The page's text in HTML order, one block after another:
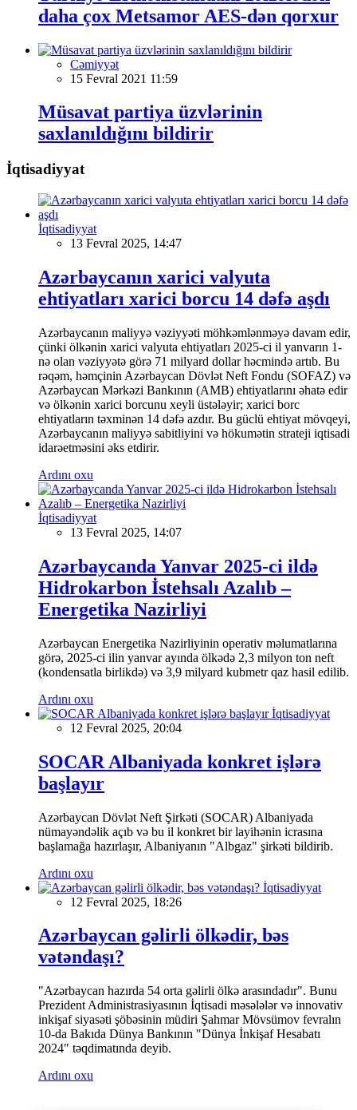
daha çox Metsamor AES-dən qorxur
Cəmiyyət
15 Fevral 2021 11:59
Müsavat partiya üzvlərinin
saxlanıldığını bildirir
İqtisadiyyat
İqtisadiyyat
13 Fevral 2025, 14:47
Azərbaycanın xarici valyuta
ehtiyatları xarici borcu 14 dəfə aşdı
Azərbaycanın maliyyə vəziyyəti möhkəmlənməyə davam edir,
çünki ölkənin xarici valyuta ehtiyatları 2025-ci il yanvarın 1-
nə olan vəziyyətə görə 71 milyard dollar həcmində artıb. Bu
rəqəm, həmçinin Azərbaycan Dövlət Neft Fondu (SOFAZ) və
Azərbaycan Mərkəzi Bankının (AMB) ehtiyatlarını əhatə edir
və ölkənin xarici borcunu xeyli üstələyir; xarici borc
ehtiyatların təxminən 14 dəfə azdır. Bu güclü ehtiyat mövqeyi,
Azərbaycanın maliyyə sabitliyini və hökumətin strateji iqtisadi
idarəetməsini əks etdirir.
Ardını oxu
İqtisadiyyat
13 Fevral 2025, 14:07
Azərbaycanda Yanvar 2025-ci ildə
Hidrokarbon İstehsalı Azalıb –
Energetika Nazirliyi
Azərbaycan Energetika Nazirliyinin operativ məlumatlarına
görə, 2025-ci ilin yanvar ayında ölkədə 2,3 milyon ton neft
(kondensatla birlikdə) və 3,9 milyard kubmetr qaz hasil edilib.
Ardını oxu
İqtisadiyyat
12 Fevral 2025, 20:04
SOCAR Albaniyada konkret işlərə
başlayır
Azərbaycan Dövlət Neft Şirkəti (SOCAR) Albaniyada
nümayəndəlik açıb və bu il konkret bir layihənin icrasına
başlamağa hazırlaşır, Albaniyanın "Albgaz" şirkəti bildirib.
Ardını oxu
İqtisadiyyat
12 Fevral 2025, 18:26
Azərbaycan gəlirli ölkədir, bəs
vətəndaşı?
"Azərbaycan hazırda 54 orta gəlirli ölkə arasındadır". Bunu
Prezident Administrasiyasının İqtisadi məsələlər və innovativ
inkişaf siyasəti şöbəsinin müdiri Şahmar Mövsümov fevralın
10-da Bakıda Dünya Bankının "Dünya İnkişaf Hesabatı
2024" təqdimatında deyib.
Ardını oxu